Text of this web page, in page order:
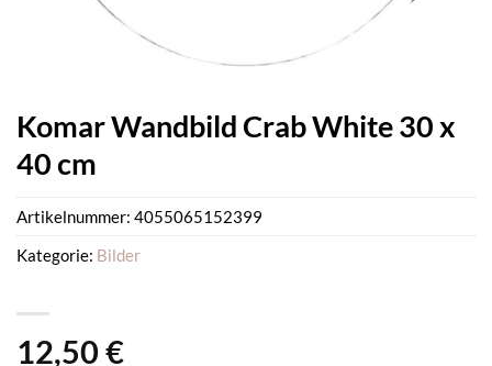
Komar Wandbild Crab White 30 x
40 cm
12,50 €
Artikelnummer: 4055065152399
Kategorie: Bilder